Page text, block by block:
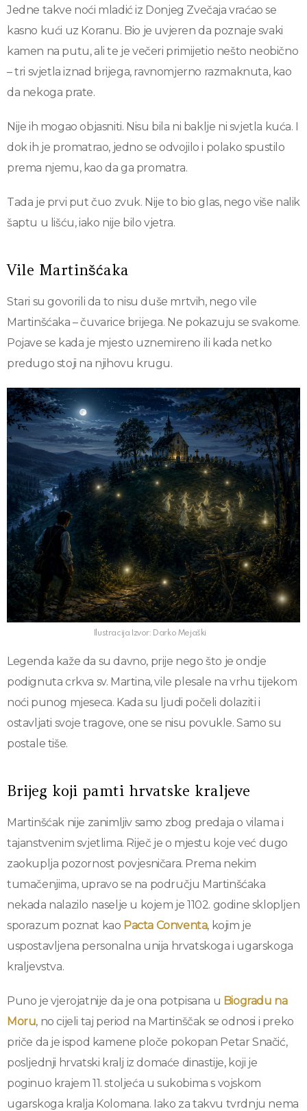
Jedne takve noći mladić iz Donjeg Zvečaja vraćao se
kasno kući uz Koranu. Bio je uvjeren da poznaje svaki
kamen na putu, ali te je večeri primijetio nešto neobično
– tri svjetla iznad brijega, ravnomjerno razmaknuta, kao
da nekoga prate.
Nije ih mogao objasniti. Nisu bila ni baklje ni svjetla kuća. I
dok ih je promatrao, jedno se odvojilo i polako spustilo
prema njemu, kao da ga promatra.
Tada je prvi put čuo zvuk. Nije to bio glas, nego više nalik
šaptu u lišću, iako nije bilo vjetra.
Vile Martinšćaka
Stari su govorili da to nisu duše mrtvih, nego vile
Martinšćaka – čuvarice brijega. Ne pokazuju se svakome.
Pojave se kada je mjesto uznemireno ili kada netko
predugo stoji na njihovu krugu.
Ilustracija Izvor: Darko Mejaški
Legenda kaže da su davno, prije nego što je ondje
podignuta crkva sv. Martina, vile plesale na vrhu tijekom
noći punog mjeseca. Kada su ljudi počeli dolaziti i
ostavljati svoje tragove, one se nisu povukle. Samo su
postale tiše.
Brijeg koji pamti hrvatske kraljeve
Martinšćak nije zanimljiv samo zbog predaja o vilama i
tajanstvenim svjetlima. Riječ je o mjestu koje već dugo
zaokuplja pozornost povjesničara. Prema nekim
tumačenjima, upravo se na području Martinšćaka
nekada nalazilo naselje u kojem je 1102. godine sklopljen
sporazum poznat kao Pacta Conventa, kojim je
uspostavljena personalna unija hrvatskoga i ugarskoga
kraljevstva.
Puno je vjerojatnije da je ona potpisana u Biogradu na
Moru, no cijeli taj period na Martinščak se odnosi i preko
priče da je ispod kamene ploče pokopan Petar Snačić,
posljednji hrvatski kralj iz domaće dinastije, koji je
poginuo krajem 11. stoljeća u sukobima s vojskom
ugarskoga kralja Kolomana. Iako za takvu tvrdnju nema